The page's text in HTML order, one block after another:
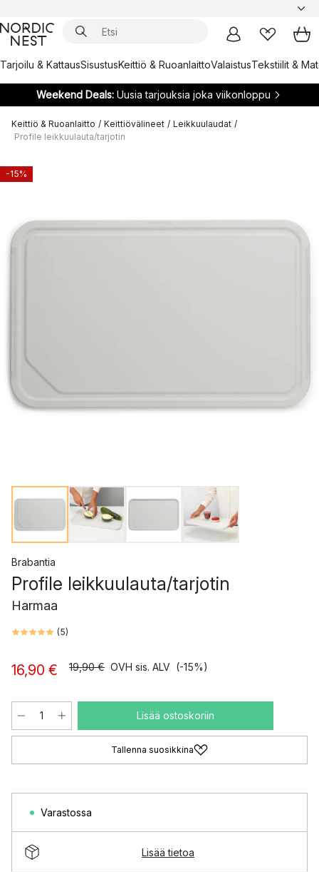
Tarjoilu & KattausSisustusKeittiö & RuoanlaittoValaistusTekstiilit &
Weekend Deals:Uusia tarjouksia joka viikonloppu
Keittiö & Ruoanlaitto / Keittiövälineet / Leikkuulaudat /
Profile leikkuulauta/tarjotin
-15%
Brabantia
Profile leikkuulauta/tarjotin
Harmaa
(5)
16,90 € 19,90 € OVH sis. ALV (-15%)
Lisää ostoskoriin
Tallenna suosikkina
Varastossa
Lisää tietoa